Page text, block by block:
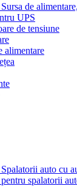
Sursa de
UPS
de tensiune
alimentare
Spalatorii auto cu
spalatorii